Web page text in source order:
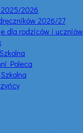
2026
2026/27
dla rodziców i uczniów
Poleca